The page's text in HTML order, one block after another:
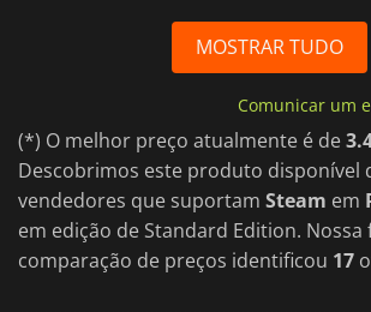
MOSTRAR TUDO
Comunicar um
(*) O melhor preço atualmente é de
Descobrimos este produto disponível
vendedores que suportam Steam em
em edição de Standard Edition.
comparação de preços identificou 17